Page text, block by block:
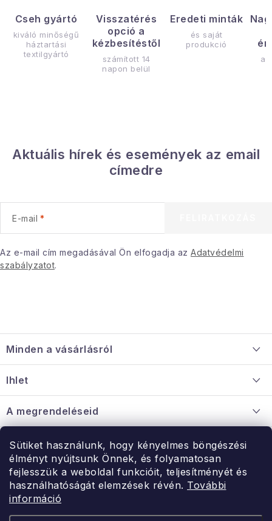
Sütiket használunk, hogy kényelmes böngészési
élményt nyújtsunk Önnek, és folyamatosan
fejlesszük a weboldal funkcióit, teljesítményét és
használhatóságát elemzések révén. További
információ
Cseh gyártó
kiváló minőségű
háztartási
textilgyártó
Visszatérés
opció a
kézbesítéstől
számított 14
napon belül
Eredeti minták
és saját
produkció
Aktuális hírek és események az email
címedre
E-mail
Az e-mail cím megadásával Ön elfogadja az Adatvédelmi
szabályzatot.
á
b
é
c
Minden a vásárlásról
Információ a mellékletről
Nagykereskedelmi együttműködés
Ihlet
A megrendeléseid
Érintkezés
Rendelésem
Érintkezés
Hé-Pé: 9:00-15:00
uzlet@modernvasarlas.hu